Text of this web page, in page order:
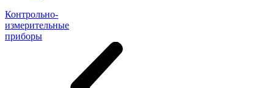
Контрольно-
измерительные
приборы